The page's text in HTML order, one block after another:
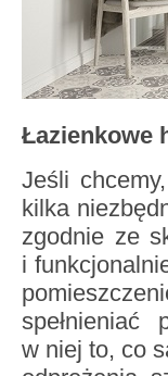
Łazienkowe
Jeśli
kilka
zgodnie ze
i
spełnieniać
w niej to, co